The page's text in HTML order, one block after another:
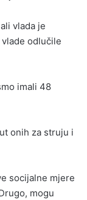
vlada je
odlučile
imali 48
onih za struju i
socijalne mjere
mogu